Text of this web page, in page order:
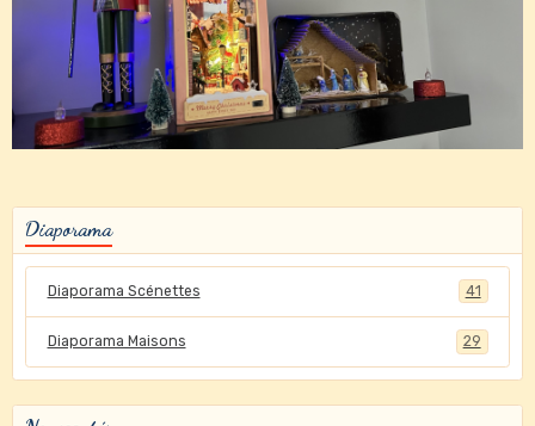
Diaporama
Diaporama Scénettes 41
Diaporama Maisons 29